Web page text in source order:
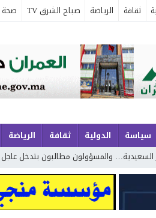
ثقافة الرياضة صباح الشرق TV صحة
سياسة الدولية ثقافة الرياضة
والمسؤولون مطالبون بتدخل عاجل لإنقاذ